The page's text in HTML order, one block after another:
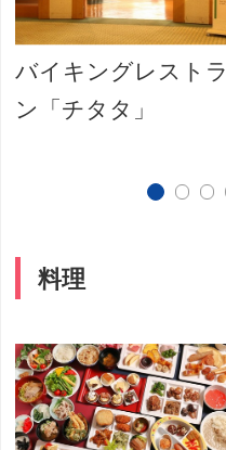
バイキングレストラ
ン「チタタ」
料理